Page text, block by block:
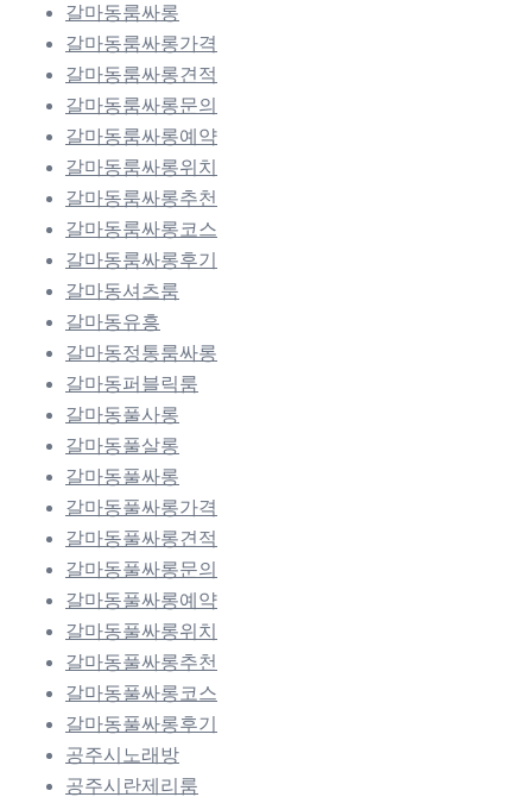
갈마동룸싸롱
갈마동룸싸롱가격
갈마동룸싸롱견적
갈마동룸싸롱문의
갈마동룸싸롱예약
갈마동룸싸롱위치
갈마동룸싸롱추천
갈마동룸싸롱코스
갈마동룸싸롱후기
갈마동셔츠룸
갈마동유흥
갈마동정통룸싸롱
갈마동퍼블릭룸
갈마동풀사롱
갈마동풀살롱
갈마동풀싸롱
갈마동풀싸롱가격
갈마동풀싸롱견적
갈마동풀싸롱문의
갈마동풀싸롱예약
갈마동풀싸롱위치
갈마동풀싸롱추천
갈마동풀싸롱코스
갈마동풀싸롱후기
공주시노래방
공주시란제리룸